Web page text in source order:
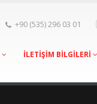
+90 (535) 296 03 01
İLETİŞİM BİLGİLERİ